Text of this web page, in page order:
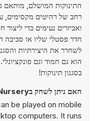
התינוקות המושלם, מותאם
רחב של רהיטים מקסימים,
ואביזרים נעימים כדי
חדר פסטלי שליו או
לשחרר את היצירתיות
הוא גם חמוד וגם
בסגנון תינוקות!
האם ניתן לשחק בDecor: Cute Nursery במובייל?
be played on mobile
computers. It runs